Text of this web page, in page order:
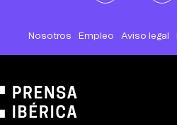
Nosotros Empleo Aviso legal